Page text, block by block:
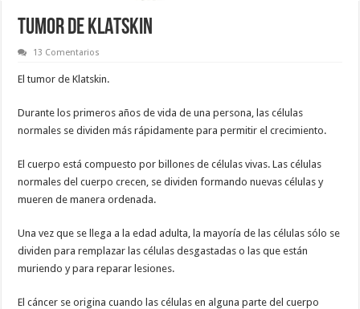
TUMOR DE KLATSKIN
13 Comentarios
El tumor de Klatskin.
Durante los primeros años de vida de una persona, las células
normales se dividen más rápidamente para permitir el crecimiento.
El cuerpo está compuesto por billones de células vivas. Las células
normales del cuerpo crecen, se dividen formando nuevas células y
mueren de manera ordenada.
Una vez que se llega a la edad adulta, la mayoría de las células sólo se
dividen para remplazar las células desgastadas o las que están
muriendo y para reparar lesiones.
El cáncer se origina cuando las células en alguna parte del cuerpo